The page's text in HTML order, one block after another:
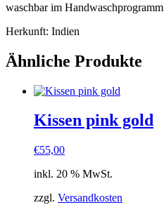
waschbar im Handwaschprogramm
Herkunft: Indien
Ähnliche Produkte
Kissen pink gold
€55,00
inkl. 20 % MwSt.
zzgl. Versandkosten